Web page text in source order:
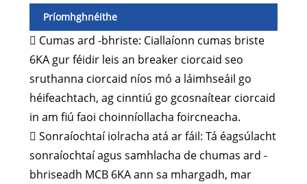
Príomhghnéithe
 Cumas ard -bhriste: Ciallaíonn cumas briste
6KA gur féidir leis an breaker ciorcaid seo
sruthanna ciorcaid níos mó a láimhseáil go
héifeachtach, ag cinntiú go gcosnaítear ciorcaid
in am fiú faoi choinníollacha foircneacha.
 Sonraíochtaí iolracha atá ar fáil: Tá éagsúlacht
sonraíochtaí agus samhlacha de chumas ard -
bhriseadh MCB 6KA ann sa mhargadh, mar